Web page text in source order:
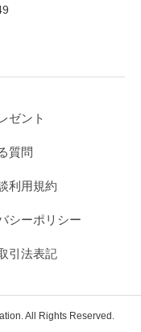
ゼント
質問
利用規約
シーポリシー
引法表記
All Rights Reserved.